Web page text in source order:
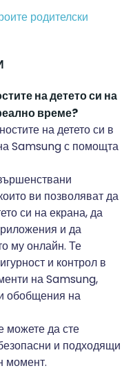
родителски
на детето си на
време?
на детето си в
Samsung с помощта
ви позволяват да
си на екрана, да
и да
му онлайн. Те
и контрол в
на Samsung,
обобщения на
можете да сте
и подходящи
момент.